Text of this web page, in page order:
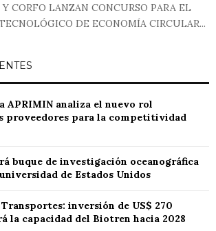
CORFO LANZAN CONCURSO PARA EL
DE ECONOMÍA CIRCULAR...
APRIMIN analiza el nuevo rol
proveedores para la competitividad
buque de investigación oceanográfica
de Estados Unidos
inversión de US$ 270
la capacidad del Biotren hacia 2028